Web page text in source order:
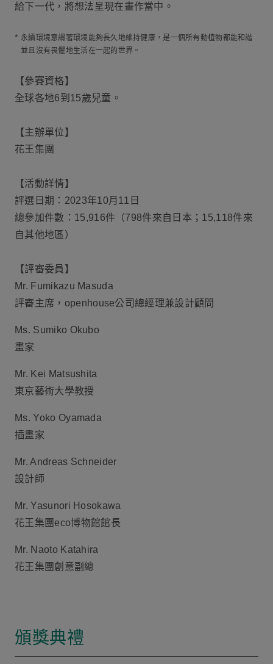
給下一代，將想法呈現在畫作當中。
* 永續環境意謂著環境能夠長久地維持健康，是一個所有動植物都能和諧
並且沒有畏懼地生活在一起的世界。
【參賽資格】
全球各地6到15歲兒童。
【主辦單位】
花王集團
【活動詳情】
評選日期：2023年10月11日
總參加件數：15,916件（798件來自日本；15,118件來
自其他地區）
【評審委員】
Mr. Fumikazu Masuda
評審主席，openhouse公司總經理兼設計顧問
Ms. Sumiko Okubo
畫家
Mr. Kei Matsushita
東京藝術大學教授
Ms. Yoko Oyamada
插畫家
Mr. Andreas Schneider
設計師
Mr. Yasunori Hosokawa
花王集團eco博物館館長
Mr. Naoto Katahira
花王集團創意副總
頒獎典禮